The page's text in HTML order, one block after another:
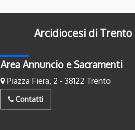
Arcidiocesi di Trento
Area Annuncio e Sacramenti
Piazza Fiera, 2 - 38122 Trento
Contatti